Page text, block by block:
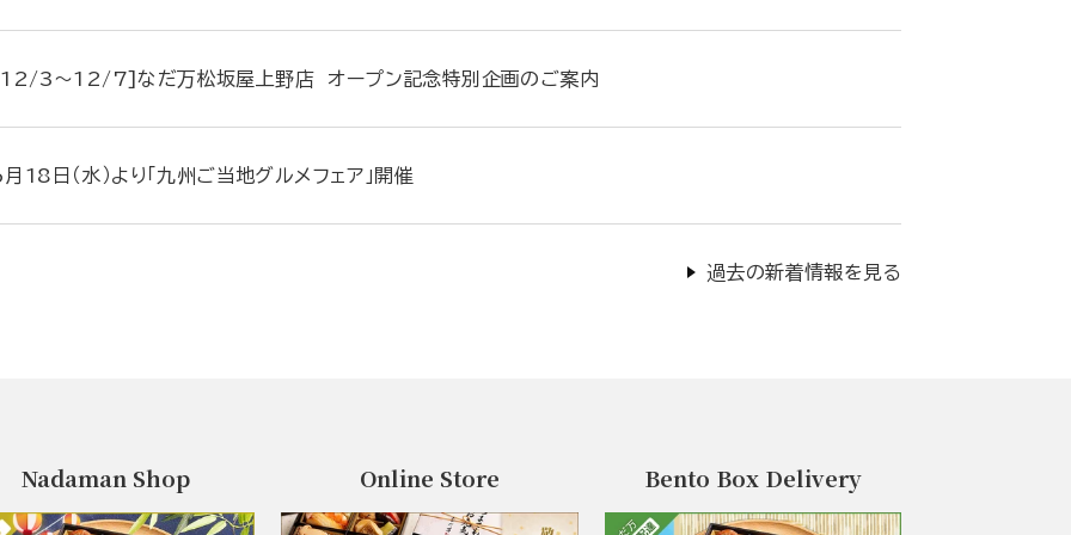
3～12/7]なだ万松坂屋上野店 オープン記念特別企画のご案内
18日（水）より「九州ご当地グルメフェア」開催
過去の新着情報を見る
Nadaman Shop Online Store Bento Box Delivery